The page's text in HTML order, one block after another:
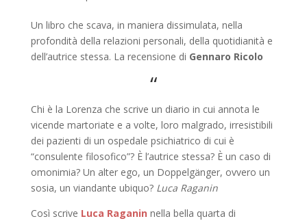
Un libro che scava, in maniera dissimulata, nella
profondità della relazioni personali, della quotidianità e
dell’autrice stessa. La recensione di Gennaro Ricolo
“
Chi è la Lorenza che scrive un diario in cui annota le
vicende martoriate e a volte, loro malgrado, irresistibili
dei pazienti di un ospedale psichiatrico di cui è
“consulente filosofico”? È l’autrice stessa? È un caso di
omonimia? Un alter ego, un Doppelgänger, ovvero un
sosia, un viandante ubiquo? Luca Raganin
Così scrive Luca Raganin nella bella quarta di